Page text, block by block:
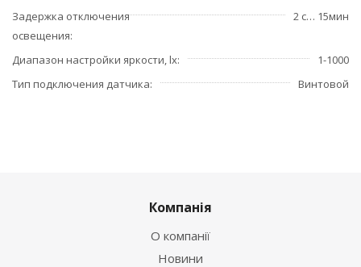
Задержка отключения
освещения
2 с… 15мин
Диапазон настройки яркости, lx
1-1000
Тип подключения датчика
Винтовой
Компанія
О компанії
Новини